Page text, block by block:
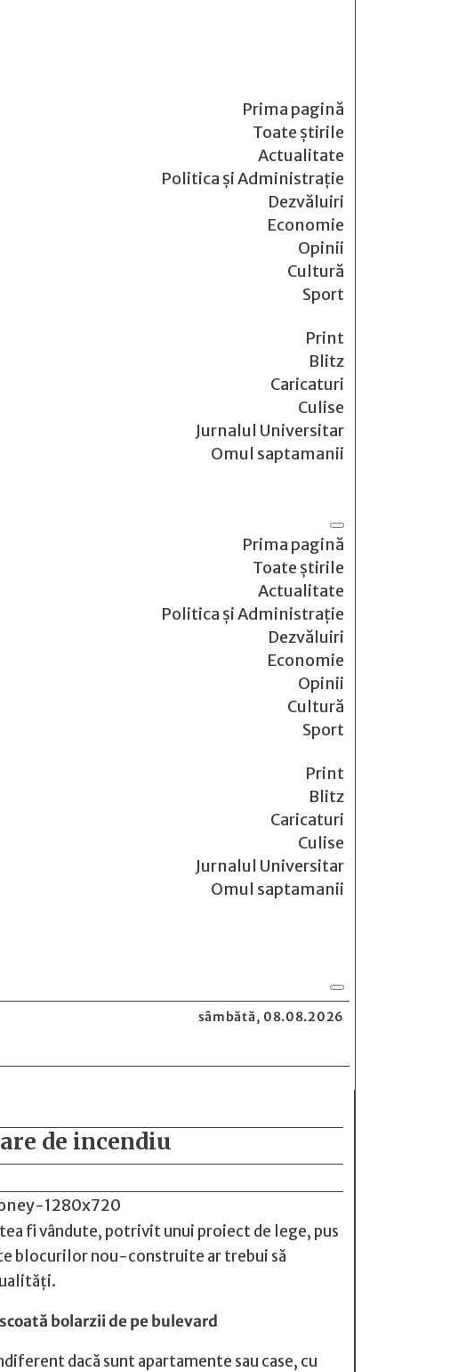
Prima pagină
Toate știrile
Actualitate
Politica și Administrație
Dezvăluiri
Economie
Opinii
Cultură
Sport
Print
Blitz
Caricaturi
Culise
Jurnalul Universitar
Omul saptamanii
Prima pagină
Toate știrile
Actualitate
Politica și Administrație
Dezvăluiri
Economie
Opinii
Cultură
Sport
Print
Blitz
Caricaturi
Culise
Jurnalul Universitar
Omul saptamanii
sâmbătă, 08.08.2026
de incendiu
fi vândute, potrivit unui proiect de lege, pus
blocurilor nou-construite ar trebui să
bolarzii de pe bulevard
dacă sunt apartamente sau case, cu